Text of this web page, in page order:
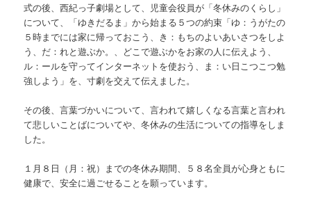
移
動
式の後、西紀っ子劇場として、児童会役員が「冬休みのくらし」
について、「ゆきだるま」から始まる５つの約束「ゆ：うがたの
５時までには家に帰っておこう、き：もちのよいあいさつをしよ
う、だ：れと遊ぶか。、どこで遊ぶかをお家の人に伝えよう、
ル：ールを守ってインターネットを使おう、ま：い日こつこつ勉
強しよう」を、寸劇を交えて伝えました。
その後、言葉づかいについて、言われて嬉しくなる言葉と言われ
て悲しいことばについてや、冬休みの生活についての指導をしま
した。
１月８日（月：祝）までの冬休み期間、５８名全員が心身ともに
健康で、安全に過ごせることを願っています。